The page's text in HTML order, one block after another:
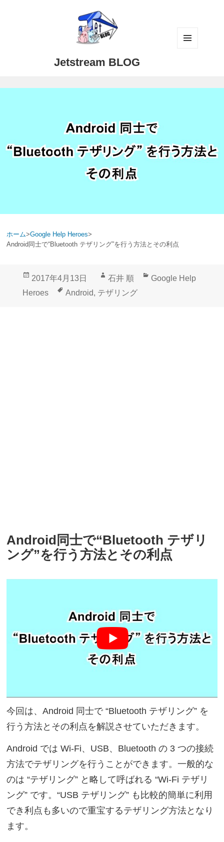
Jetstream BLOG
ホーム>Google Help Heroes>
Android同士で“Bluetooth テザリング”を行う方法とその利点
投
稿
2017年4月13日
作
成
石井 順
カ
Google Help
Heroes
タ
Android, テザリング
Android同士で“Bluetooth テザリ
ング”を行う方法とその利点
今回は、Android 同士で “Bluetooth テザリング” を
行う方法とその利点を解説させていただきます。
Android では Wi-Fi、USB、Bluetooth の 3 つの接続
方法でテザリングを行うことができます。一般的な
のは “テザリング” と略して呼ばれる “Wi-Fi テザリ
ング” です。“USB テザリング” も比較的簡単に利用
でき利点も多いので重宝するテザリング方法となり
ます。